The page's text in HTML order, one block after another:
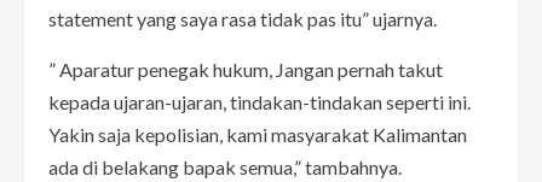
statement yang saya rasa tidak pas itu” ujarnya.
” Aparatur penegak hukum, Jangan pernah takut
kepada ujaran-ujaran, tindakan-tindakan seperti ini.
Yakin saja kepolisian, kami masyarakat Kalimantan
ada di belakang bapak semua,” tambahnya.